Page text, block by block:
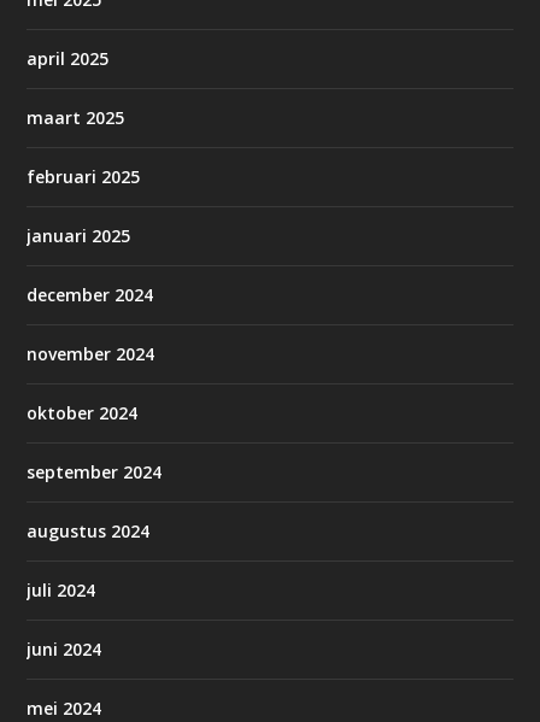
april 2025
maart 2025
februari 2025
januari 2025
december 2024
november 2024
oktober 2024
september 2024
augustus 2024
juli 2024
juni 2024
mei 2024